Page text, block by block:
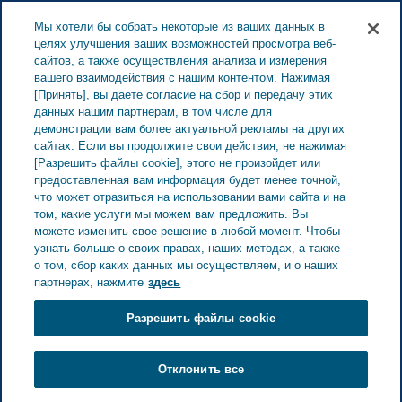
Дэн Хардинг
Мы хотели бы собрать некоторые из ваших данных в
целях улучшения ваших возможностей просмотра веб-
сайтов, а также осуществления анализа и измерения
вашего взаимодействия с нашим контентом. Нажимая
[Принять], вы даете согласие на сбор и передачу этих
данных нашим партнерам, в том числе для
демонстрации вам более актуальной рекламы на других
сайтах. Если вы продолжите свои действия, не нажимая
[Разрешить файлы cookie], этого не произойдет или
предоставленная вам информация будет менее точной,
что может отразиться на использовании вами сайта и на
том, какие услуги мы можем вам предложить. Вы
можете изменить свое решение в любой момент. Чтобы
узнать больше о своих правах, наших методах, а также
о том, сбор каких данных мы осуществляем, и о наших
партнерах, нажмите здесь
Разрешить файлы cookie
Отклонить все